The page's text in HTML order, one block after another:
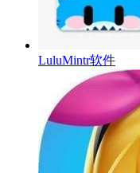
LuluMintr软件